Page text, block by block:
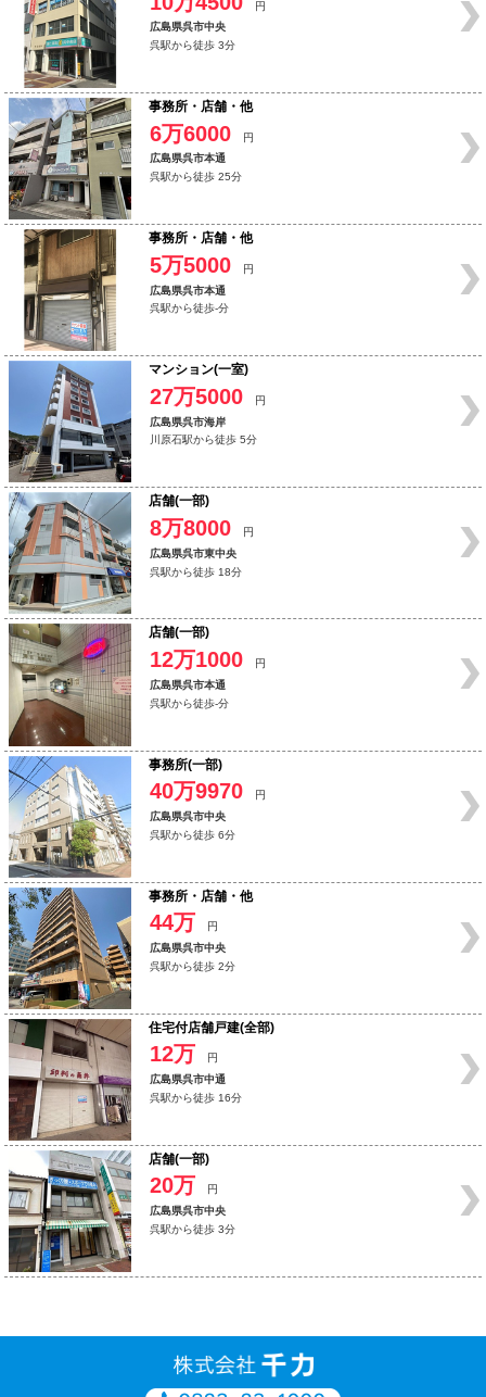
円
広島県呉市中央
呉駅から徒歩 3分
事務所・店舗・他
6万6000
円
広島県呉市本通
呉駅から徒歩 25分
事務所・店舗・他
5万5000
円
広島県呉市本通
呉駅から徒歩-分
マンション(一室)
27万5000
円
広島県呉市海岸
川原石駅から徒歩 5分
店舗(一部)
8万8000
円
広島県呉市東中央
呉駅から徒歩 18分
店舗(一部)
12万1000
円
広島県呉市本通
呉駅から徒歩-分
事務所(一部)
40万9970
円
広島県呉市中央
呉駅から徒歩 6分
事務所・店舗・他
44万
円
広島県呉市中央
呉駅から徒歩 2分
住宅付店舗戸建(全部)
12万
円
広島県呉市中通
呉駅から徒歩 16分
店舗(一部)
20万
円
広島県呉市中央
呉駅から徒歩 3分